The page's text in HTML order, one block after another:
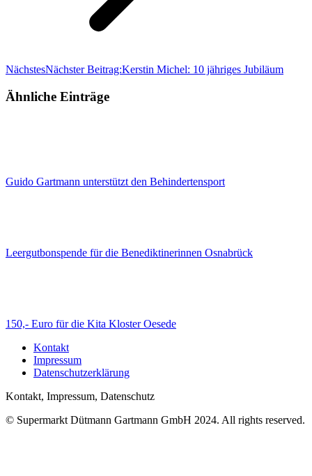
NächstesNächster Beitrag:Kerstin Michel: 10 jähriges Jubiläum
Ähnliche Einträge
Guido Gartmann unterstützt den Behindertensport
Leergutbonspende für die Benediktinerinnen Osnabrück
150,- Euro für die Kita Kloster Oesede
Kontakt
Impressum
Datenschutzerklärung
Kontakt, Impressum, Datenschutz
© Supermarkt Dütmann Gartmann GmbH 2024. All rights reserved.